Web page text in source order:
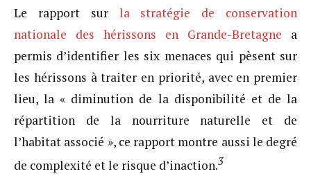
Le rapport sur la stratégie de conservation
nationale des hérissons en Grande-Bretagne a
permis d’identifier les six menaces qui pèsent sur
les hérissons à traiter en priorité, avec en premier
lieu, la « diminution de la disponibilité et de la
répartition de la nourriture naturelle et de
l’habitat associé », ce rapport montre aussi le degré
de complexité et le risque d’inaction.3